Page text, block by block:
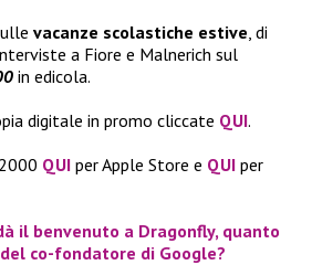
vacanze scolastiche estive , di
a Fiore e Malnerich sul
in edicola.
digitale in promo cliccate QUI.
QUI per Apple Store e QUI per
il benvenuto a Dragonfly, quanto
co-fondatore di Google?